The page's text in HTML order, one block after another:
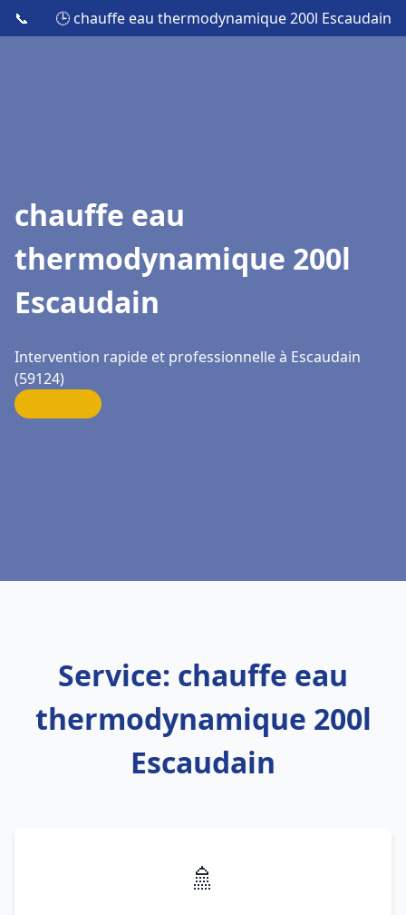
📞 🕒 chauffe eau thermodynamique 200l Escaudain
chauffe eau
thermodynamique 200l
Escaudain
Intervention rapide et professionnelle à Escaudain
(59124)
Service: chauffe eau
thermodynamique 200l
Escaudain
🚿